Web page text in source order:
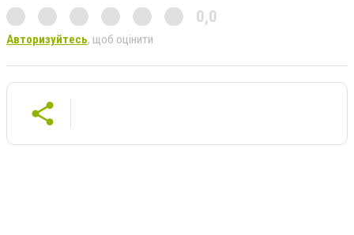
0,0
Авторизуйтесь, щоб оцінити